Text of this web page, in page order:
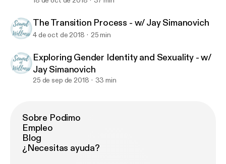
The Transition Process - w/ Jay Simanovich
4 de oct de 2018 25 min
Exploring Gender Identity and Sexuality - w/
Jay Simanovich
25 de sep de 2018 33 min
Sobre Podimo
Empleo
Blog
¿Necesitas ayuda?